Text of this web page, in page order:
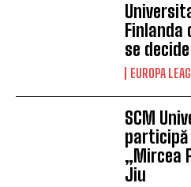
Finlanda
se
EUROPA
SCM
participă
„Mircea
Jiu